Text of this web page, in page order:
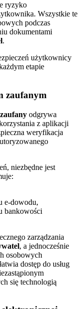
ryzyko
Wszystkie te
podczas
dokumentami
.
użytkownicy
etapie
zaufanym
odgrywa
z aplikacji
weryfikacja
niezbędne jest
e-dowodu,
bankowości
zarządzania
, a jednocześnie
osobowych
dostęp do usług
się technologią